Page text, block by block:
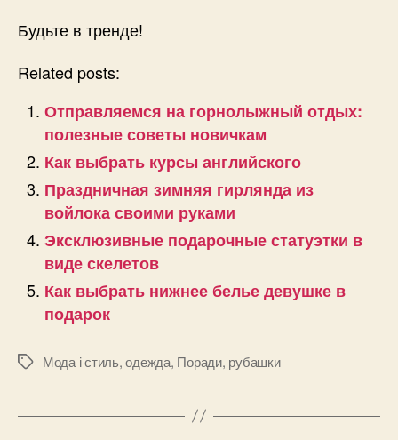
Будьте в тренде!
Related posts:
Отправляемся на горнолыжный отдых:
полезные советы новичкам
Как выбрать курсы английского
Праздничная зимняя гирлянда из
войлока своими руками
Эксклюзивные подарочные статуэтки в
виде скелетов
Как выбрать нижнее белье девушке в
подарок
ПозначкиМода і стиль,одежда, Поради, рубашки